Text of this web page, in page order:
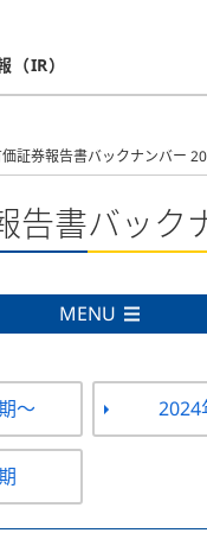
（IR）
証券報告書バックナンバー
告書バック
MENU
～ 2024